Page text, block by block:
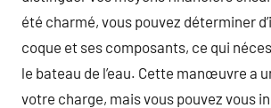
été charmé, vous pouvez déterminer
coque et ses composants, ce qui
le bateau de l’eau. Cette manœuvre a
votre charge, mais vous pouvez vous